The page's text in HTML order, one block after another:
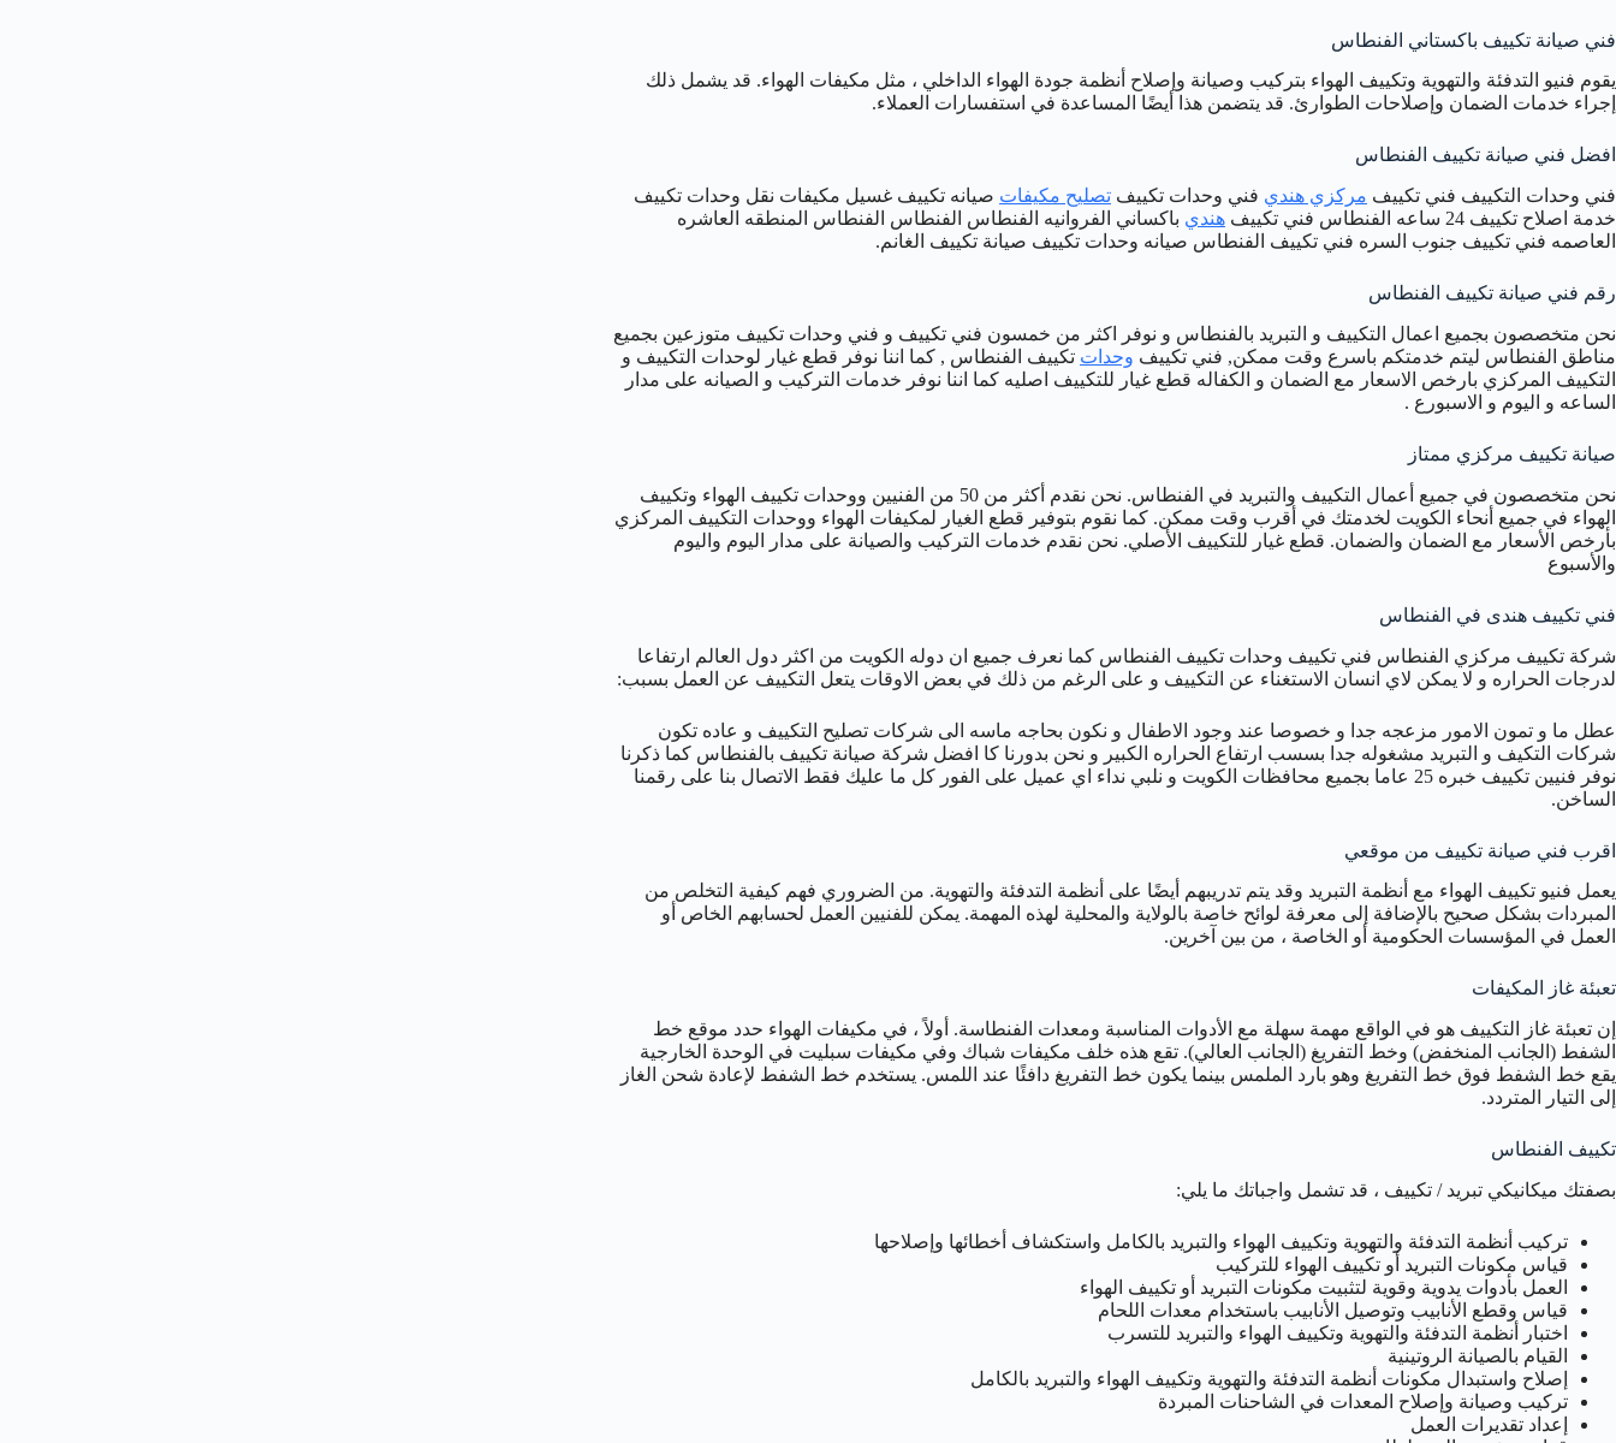
فني صيانة تكييف باكستاني الفنطاس
يقوم فنيو التدفئة والتهوية وتكييف الهواء بتركيب وصيانة وإصلاح أنظمة جودة الهواء الداخلي ، مثل مكيفات الهواء. قد يشمل ذلك
إجراء خدمات الضمان وإصلاحات الطوارئ. قد يتضمن هذا أيضًا المساعدة في استفسارات العملاء.
افضل فني صيانة تكييف الفنطاس
فني وحدات التكييف فني تكييف مركزي هندي فني وحدات تكييف تصليح مكيفات صيانه تكييف غسيل مكيفات نقل وحدات تكييف
خدمة اصلاح تكييف 24 ساعه الفنطاس فني تكييف
هندي باكساني الفروانيه الفنطاس الفنطاس الفنطاس المنطقه العاشره
العاصمه فني تكييف جنوب السره فني تكييف الفنطاس صيانه وحدات تكييف صيانة تكييف الغانم.
رقم فني صيانة تكييف الفنطاس
نحن متخصصون بجميع اعمال التكييف و التبريد بالفنطاس و نوفر اكثر من خمسون فني تكييف و فني وحدات تكييف متوزعين بجميع
مناطق الفنطاس ليتم خدمتكم باسرع وقت ممكن, فني تكييف وحدات تكييف الفنطاس , كما اننا نوفر قطع غيار لوحدات التكييف و
التكييف المركزي بارخص الاسعار مع الضمان و الكفاله قطع غيار للتكييف اصليه كما اننا نوفر خدمات التركيب و الصيانه على مدار
الساعه و اليوم و الاسبورع .
صيانة تكييف مركزي ممتاز
نحن متخصصون في جميع أعمال التكييف والتبريد في الفنطاس. نحن نقدم أكثر من 50 من الفنيين ووحدات تكييف الهواء وتكييف
الهواء في جميع أنحاء الكويت لخدمتك في أقرب وقت ممكن. كما نقوم بتوفير قطع الغيار لمكيفات الهواء ووحدات التكييف المركزي
بأرخص الأسعار مع الضمان والضمان. قطع غيار للتكييف الأصلي. نحن نقدم خدمات التركيب والصيانة على مدار اليوم واليوم
والأسبوع
فني تكييف هندى في الفنطاس
شركة تكييف مركزي الفنطاس فني تكييف وحدات تكييف الفنطاس كما نعرف جميع ان دوله الكويت من اكثر دول العالم ارتفاعا
لدرجات الحراره و لا يمكن لاي انسان الاستغناء عن التكييف و على الرغم من ذلك في بعض الاوقات يتعل التكييف عن العمل بسبب:
عطل ما و تمون الامور مزعجه جدا و خصوصا عند وجود الاطفال و نكون بحاجه ماسه الى شركات تصليح التكييف و عاده تكون
شركات التكيف و التبريد مشغوله جدا بسسب ارتفاع الحراره الكبير و نحن بدورنا كا افضل شركة صيانة تكييف بالفنطاس كما ذكرنا
نوفر فنيين تكييف خبره 25 عاما بجميع محافظات الكويت و نلبي نداء اي عميل على الفور كل ما عليك فقط الاتصال بنا على رقمنا
الساخن.
اقرب فني صيانة تكييف من موقعي
يعمل فنيو تكييف الهواء مع أنظمة التبريد وقد يتم تدريبهم أيضًا على أنظمة التدفئة والتهوية. من الضروري فهم كيفية التخلص من
المبردات بشكل صحيح بالإضافة إلى معرفة لوائح خاصة بالولاية والمحلية لهذه المهمة. يمكن للفنيين العمل لحسابهم الخاص أو
العمل في المؤسسات الحكومية أو الخاصة ، من بين آخرين.
تعبئة غاز المكيفات
إن تعبئة غاز التكييف هو في الواقع مهمة سهلة مع الأدوات المناسبة ومعدات الفنطاسة. أولاً ، في مكيفات الهواء حدد موقع خط
الشفط (الجانب المنخفض) وخط التفريغ (الجانب العالي). تقع هذه خلف مكيفات شباك وفي مكيفات سبليت في الوحدة الخارجية
يقع خط الشفط فوق خط التفريغ وهو بارد الملمس بينما يكون خط التفريغ دافئًا عند اللمس. يستخدم خط الشفط لإعادة شحن الغاز
إلى التيار المتردد.
تكييف الفنطاس
بصفتك ميكانيكي تبريد / تكييف ، قد تشمل واجباتك ما يلي:
تركيب أنظمة التدفئة والتهوية وتكييف الهواء والتبريد بالكامل واستكشاف أخطائها وإصلاحها
قياس مكونات التبريد أو تكييف الهواء للتركيب
العمل بأدوات يدوية وقوية لتثبيت مكونات التبريد أو تكييف الهواء
قياس وقطع الأنابيب وتوصيل الأنابيب باستخدام معدات اللحام
اختبار أنظمة التدفئة والتهوية وتكييف الهواء والتبريد للتسرب
القيام بالصيانة الروتينية
إصلاح واستبدال مكونات أنظمة التدفئة والتهوية وتكييف الهواء والتبريد بالكامل
تركيب وصيانة وإصلاح المعدات في الشاحنات المبردة
إعداد تقديرات العمل